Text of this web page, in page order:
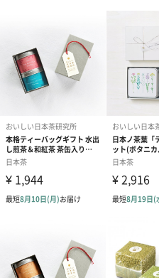
った新しい茶の愉しみ方をデザ
大切な方へのプレゼントに
静岡ブレンド茶と酵母、ビタミ
てお召し上がりいただけます。
ペースト状で使い方は自由自在
いただけます。
上質な日本茶ノ生餡ペースト
ょうか。